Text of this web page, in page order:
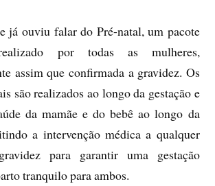
já ouviu falar do Pré-natal, um pacote
por todas as mulheres,
assim que confirmada a gravidez. Os
são realizados ao longo da gestação e
da mamãe e do bebê ao longo da
a intervenção médica a qualquer
para garantir uma gestação
tranquilo para ambos.